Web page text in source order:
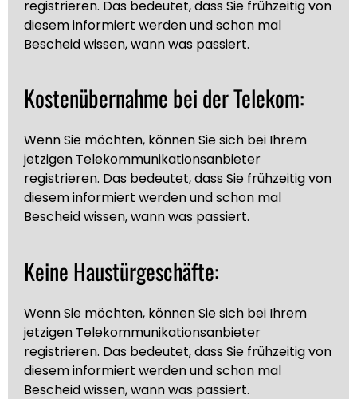
registrieren. Das bedeutet, dass Sie frühzeitig von
diesem informiert werden und schon mal
Bescheid wissen, wann was passiert.
Kostenübernahme bei der Telekom:
Wenn Sie möchten, können Sie sich bei Ihrem
jetzigen Telekommunikationsanbieter
registrieren. Das bedeutet, dass Sie frühzeitig von
diesem informiert werden und schon mal
Bescheid wissen, wann was passiert.
Keine Haustürgeschäfte:
Wenn Sie möchten, können Sie sich bei Ihrem
jetzigen Telekommunikationsanbieter
registrieren. Das bedeutet, dass Sie frühzeitig von
diesem informiert werden und schon mal
Bescheid wissen, wann was passiert.